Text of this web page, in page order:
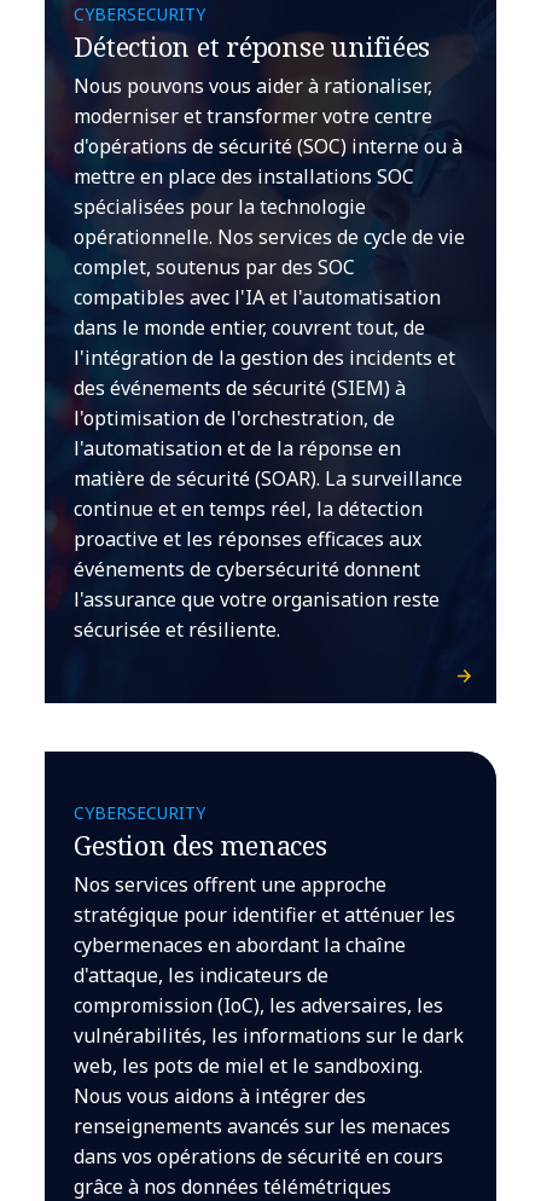
CYBERSECURITY
Détection et réponse unifiées
Nous pouvons vous aider à rationaliser,
moderniser et transformer votre centre
d'opérations de sécurité (SOC) interne ou à
mettre en place des installations SOC
spécialisées pour la technologie
opérationnelle. Nos services de cycle de vie
complet, soutenus par des SOC
compatibles avec l'IA et l'automatisation
dans le monde entier, couvrent tout, de
l'intégration de la gestion des incidents et
des événements de sécurité (SIEM) à
l'optimisation de l'orchestration, de
l'automatisation et de la réponse en
matière de sécurité (SOAR). La surveillance
continue et en temps réel, la détection
proactive et les réponses efficaces aux
événements de cybersécurité donnent
l'assurance que votre organisation reste
sécurisée et résiliente.
CYBERSECURITY
Gestion des menaces
Nos services offrent une approche
stratégique pour identifier et atténuer les
cybermenaces en abordant la chaîne
d'attaque, les indicateurs de
compromission (IoC), les adversaires, les
vulnérabilités, les informations sur le dark
web, les pots de miel et le sandboxing.
Nous vous aidons à intégrer des
renseignements avancés sur les menaces
dans vos opérations de sécurité en cours
grâce à nos données télémétriques